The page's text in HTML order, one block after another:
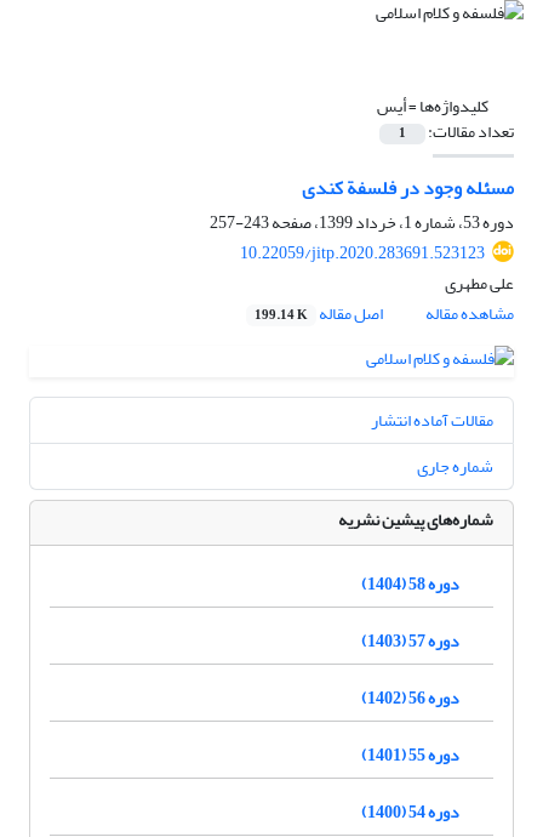
کلیدواژه‌ها =أیس
تعداد مقالات: 1
مسئله وجود در فلسفة کندی
دوره 53، شماره 1، خرداد 1399، صفحه
243-257
10.22059/jitp.2020.283691.523123
علی مطهری
مشاهده مقاله
اصل مقاله 199.14 K
مقالات آماده انتشار
شماره جاری
شماره‌های پیشین نشریه
دوره 58 (1404)
دوره 57 (1403)
دوره 56 (1402)
دوره 55 (1401)
دوره 54 (1400)